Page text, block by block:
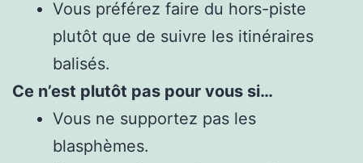
Vous préférez faire du hors-piste
plutôt que de suivre les itinéraires
balisés.
Ce n’est plutôt pas pour vous si…
Vous ne supportez pas les
blasphèmes.